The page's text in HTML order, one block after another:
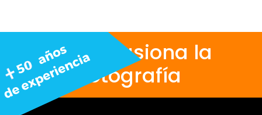
Nos apasiona la
fotografía